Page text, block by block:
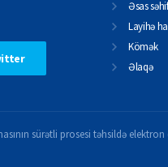
Əsas
Layihə
Kömək
Əlaqə
sürətli prosesi təhsildə